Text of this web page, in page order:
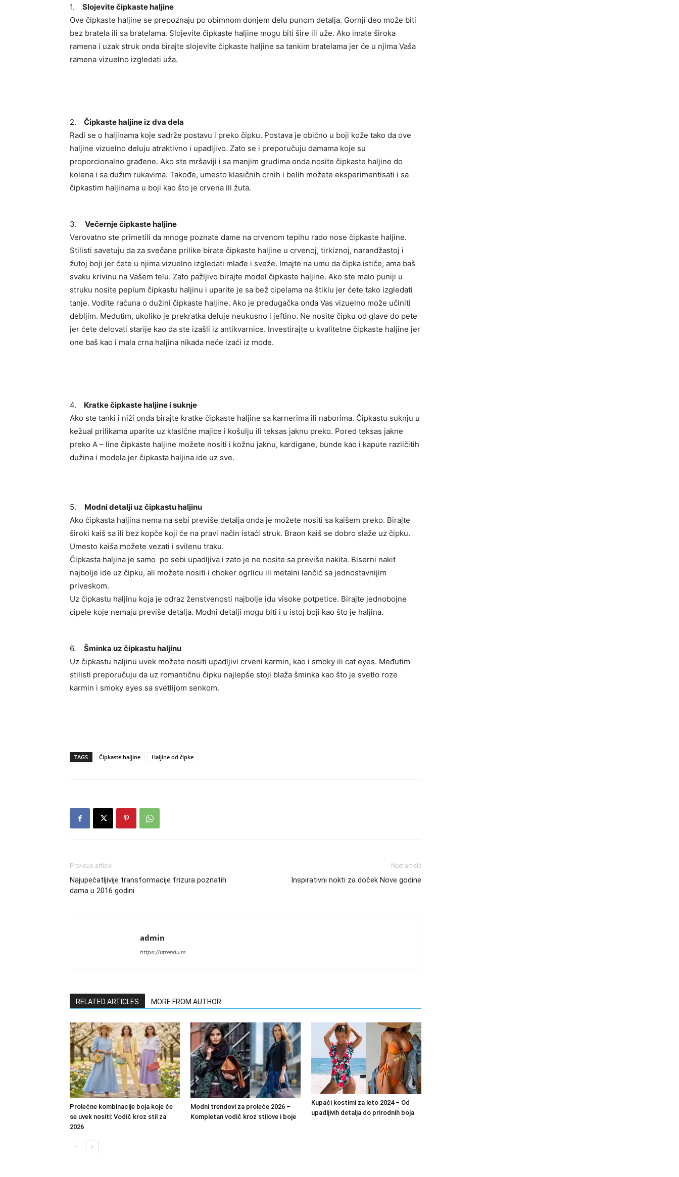
1.
Slojevite čipkaste haljine
Ove čipkaste haljine se prepoznaju po obimnom donjem delu punom detalja. Gornji deo može biti
bez bratela ili sa bratelama. Slojevite čipkaste haljine mogu biti šire ili uže. Ako imate široka
ramena i uzak struk onda birajte slojevite čipkaste haljine sa tankim bratelama jer će u njima Vaša
ramena vizuelno izgledati uža.
2.
Čipkaste haljine iz dva dela
Radi se o haljinama koje sadrže postavu i preko čipku. Postava je obično u boji kože tako da ove
haljine vizuelno deluju atraktivno i upadljivo. Zato se i preporučuju damama koje su
proporcionalno građene. Ako ste mršaviji i sa manjim grudima onda nosite čipkaste haljine do
kolena i sa dužim rukavima. Takođe, umesto klasičnih crnih i belih možete eksperimentisati i sa
čipkastim haljinama u boji kao što je crvena ili žuta.
3. Večernje čipkaste haljine
Verovatno ste primetili da mnoge poznate dame na crvenom tepihu rado nose čipkaste haljine.
Stilisti savetuju da za svečane prilike birate čipkaste haljine u crvenoj, tirkiznoj, narandžastoj i
žutoj boji jer ćete u njima vizuelno izgledati mlađe i sveže. Imajte na umu da čipka ističe, ama baš
svaku krivinu na Vašem telu. Zato pažljivo birajte model čipkaste haljine. Ako ste malo puniji u
struku nosite peplum čipkastu haljinu i uparite je sa bež cipelama na štiklu jer ćete tako izgledati
tanje. Vodite računa o dužini čipkaste haljine. Ako je predugačka onda Vas vizuelno može učiniti
debljim. Međutim, ukoliko je prekratka deluje neukusno i jeftino. Ne nosite čipku od glave do pete
jer ćete delovati starije kao da ste izašli iz antikvarnice. Investirajte u kvalitetne čipkaste haljine jer
one baš kao i mala crna haljina nikada neće izaći iz mode.
4.
Kratke čipkaste haljine i suknje
Ako ste tanki i niži onda birajte kratke čipkaste haljine sa karnerima ili naborima. Čipkastu suknju u
kežual prilikama uparite uz klasične majice i košulju ili teksas jaknu preko. Pored teksas jakne
preko A – line čipkaste haljine možete nositi i kožnu jaknu, kardigane, bunde kao i kapute različitih
dužina i modela jer čipkasta haljina ide uz sve.
5. Modni detalji uz čipkastu haljinu
Ako čipkasta haljina nema na sebi previše detalja onda je možete nositi sa kaišem preko. Birajte
široki kaiš sa ili bez kopče koji će na pravi način istaći struk. Braon kaiš se dobro slaže uz čipku.
Umesto kaiša možete vezati i svilenu traku.
Čipkasta haljina je samo po sebi upadljiva i zato je ne nosite sa previše nakita. Biserni nakit
najbolje ide uz čipku, ali možete nositi i choker ogrlicu ili metalni lančić sa jednostavnijim
priveskom.
Uz čipkastu haljinu koja je odraz ženstvenosti najbolje idu visoke potpetice. Birajte jednobojne
cipele koje nemaju previše detalja. Modni detalji mogu biti i u istoj boji kao što je haljina.
6. Šminka uz čipkastu haljinu
Uz čipkastu haljinu uvek možete nositi upadljivi crveni karmin, kao i smoky ili cat eyes. Međutim
stilisti preporučuju da uz romantičnu čipku najlepše stoji blaža šminka kao što je svetlo roze
karmin i smoky eyes sa svetlijom senkom.
TAGS Čipkaste haljine Haljine od čipke
Previous article
Najupečatljivije transformacije frizura poznatih
dama u 2016 godini
Next article
Inspirativni nokti za doček Nove godine
admin
https://utrendu.rs
RELATED ARTICLES MORE FROM AUTHOR
Prolećne kombinacije boja koje će
se uvek nositi: Vodič kroz stil za
2026
Modni trendovi za proleće 2026 –
Kompletan vodič kroz stilove i boje
Kupaći kostimi za leto 2024 – Od
upadljivih detalja do prirodnih boja